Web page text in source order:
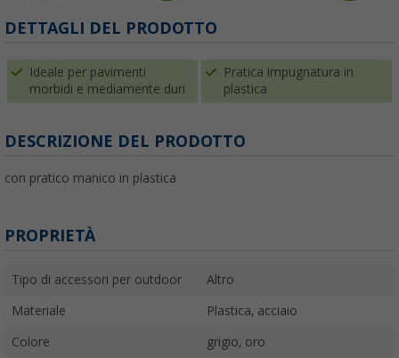
DETTAGLI DEL PRODOTTO
Ideale per pavimenti
morbidi e mediamente duri
Pratica impugnatura in
plastica
DESCRIZIONE DEL PRODOTTO
con pratico manico in plastica
PROPRIETÀ
Tipo di accessori per outdoor Altro
Materiale Plastica, acciaio
Colore grigio, oro